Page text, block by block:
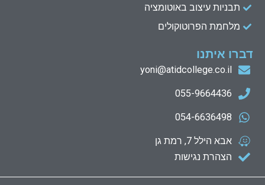
תבניות עיצוב באוטומציה
מלחמת הפרוטוקולים
דברו איתנו
yoni@atidcollege.co.il
055-9664436
054-6636498
אבא הילל 7, רמת גן
הצהרת נגישות